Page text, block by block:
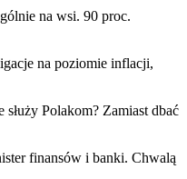
na wsi. 90 proc.
na poziomie inflacji,
Polakom? Zamiast dbać
finansów i banki. Chwalą